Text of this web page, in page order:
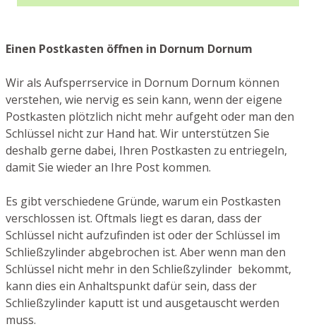
Einen Postkasten öffnen in Dornum Dornum
Wir als Aufsperrservice in Dornum Dornum können
verstehen, wie nervig es sein kann, wenn der eigene
Postkasten plötzlich nicht mehr aufgeht oder man den
Schlüssel nicht zur Hand hat. Wir unterstützen Sie
deshalb gerne dabei, Ihren Postkasten zu entriegeln,
damit Sie wieder an Ihre Post kommen.
Es gibt verschiedene Gründe, warum ein Postkasten
verschlossen ist. Oftmals liegt es daran, dass der
Schlüssel nicht aufzufinden ist oder der Schlüssel im
Schließzylinder abgebrochen ist. Aber wenn man den
Schlüssel nicht mehr in den Schließzylinder bekommt,
kann dies ein Anhaltspunkt dafür sein, dass der
Schließzylinder kaputt ist und ausgetauscht werden
muss.